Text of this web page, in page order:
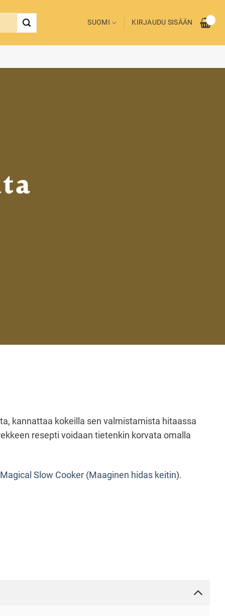
SUOMI KIRJAUDU SISÄÄN
kannattaa kokeilla sen valmistamista hitaassa
resepti voidaan tietenkin korvata omalla
Slow Cooker (Maaginen hidas keitin).